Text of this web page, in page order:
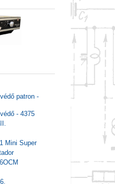
patron -
- 4375
Mini Super